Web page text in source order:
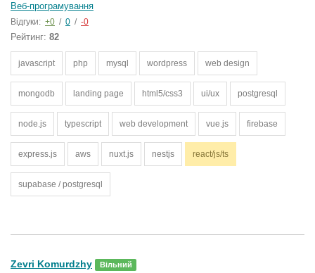
Веб-програмування
Відгуки: +0 / 0 / -0
Рейтинг: 82
javascript php mysql wordpress web design
mongodb landing page html5/css3 ui/ux postgresql
node.js typescript web development vue.js firebase
express.js aws nuxt.js nestjs react/js/ts
supabase / postgresql
Zevri Komurdzhy Вільний